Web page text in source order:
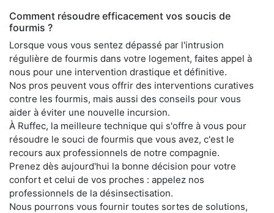
Comment résoudre efficacement vos soucis de
fourmis ?
Lorsque vous vous sentez dépassé par l'intrusion
régulière de fourmis dans votre logement, faites appel à
nous pour une intervention drastique et définitive.
Nos pros peuvent vous offrir des interventions curatives
contre les fourmis, mais aussi des conseils pour vous
aider à éviter une nouvelle incursion.
À Ruffec, la meilleure technique qui s'offre à vous pour
résoudre le souci de fourmis que vous avez, c'est le
recours aux professionnels de notre compagnie.
Prenez dès aujourd'hui la bonne décision pour votre
confort et celui de vos proches : appelez nos
professionnels de la désinsectisation.
Nous pourrons vous fournir toutes sortes de solutions,